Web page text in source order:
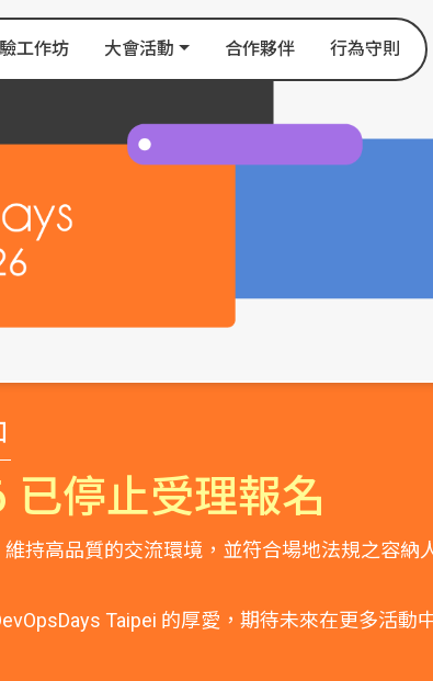
工作坊 大會活動 合作夥伴 行為守則
已停止受理報名
持高品質的交流環境，並符合場地法規之容納
Taipei 的厚愛，期待未來在更多活動